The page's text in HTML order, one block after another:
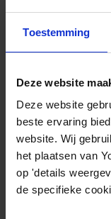
Toestemming
Deze website
Deze website
beste ervaring
website. Wij
het plaatsen van
op 'details
de specifieke
15:30 – 16:30 –
nieuwe
Locatie:
Andijk